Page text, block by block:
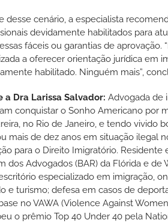
desse cenário, a especialista
devidamente habilitados para
fáceis ou garantias de
a oferecer orientação jurídica em
habilitado. Ninguém mais”,
a Dra Larissa Salvador: Advogada de
conquistar o Sonho Americano por
no Rio de Janeiro, e tendo vivido
mais de dez anos em situação ilegal
para o Direito Imigratório. Residente
dos Advogados (BAR) da Flórida e
especializado em imigração,
e turismo; defesa em casos de
no VAWA (Violence Against
o prêmio Top 40 Under 40 pela